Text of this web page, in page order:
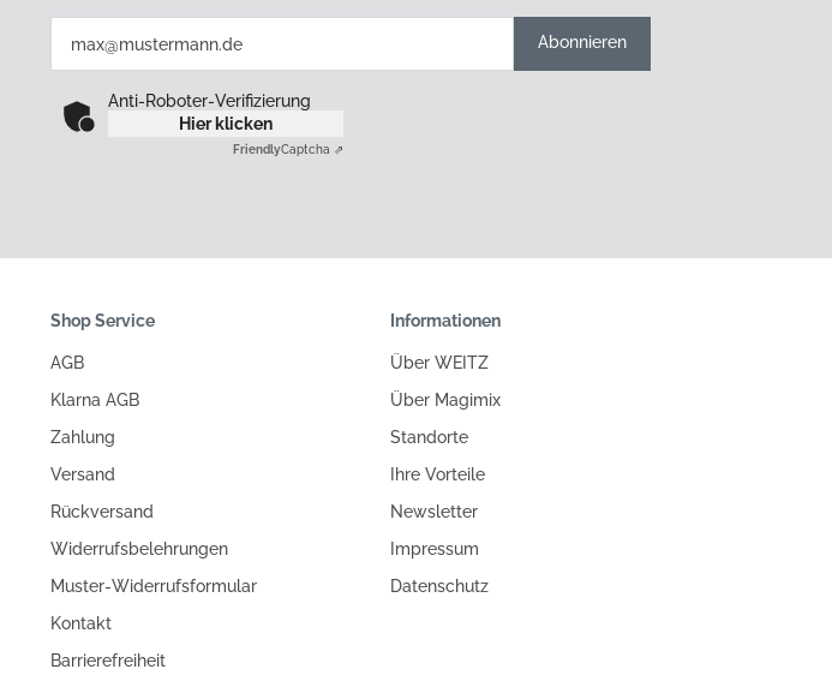
Abonnieren
Anti-Roboter-Verifizierung
Hier klicken
FriendlyCaptcha ⇗
Shop Service
AGB
Klarna AGB
Zahlung
Versand
Rückversand
Widerrufsbelehrungen
Muster-Widerrufsformular
Kontakt
Barrierefreiheit
Informationen
Über WEITZ
Über Magimix
Standorte
Ihre Vorteile
Newsletter
Impressum
Datenschutz